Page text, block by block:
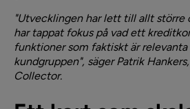
"Utvecklingen har lett till allt större
har tappat fokus på vad ett
funktioner som faktiskt är
kundgruppen", säger Patrik
Collector.